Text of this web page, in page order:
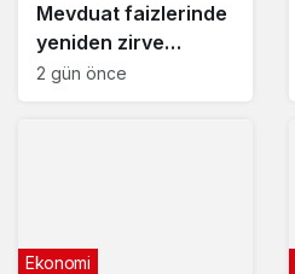
Mevduat faizlerinde
yeniden zirve
görüldü : 3 milyon
2 gün önce
Ekonomi